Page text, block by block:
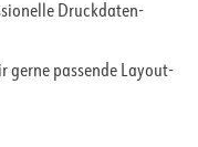
Druckdaten-
gerne passende Layout-